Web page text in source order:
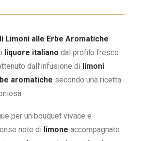
Limoni alle Erbe Aromatiche
liquore italiano dal profilo fresco
dall’infusione di limoni
aromatiche secondo una ricetta
per un bouquet vivace e
note di limone accompagnate